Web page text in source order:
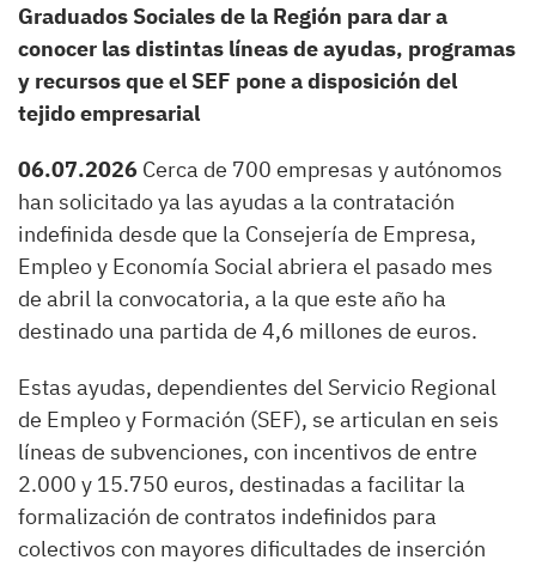
Graduados Sociales de la Región para dar a
conocer las distintas líneas de ayudas, programas
y recursos que el SEF pone a disposición del
tejido empresarial
06.07.2026 Cerca de 700 empresas y autónomos
han solicitado ya las ayudas a la contratación
indefinida desde que la Consejería de Empresa,
Empleo y Economía Social abriera el pasado mes
de abril la convocatoria, a la que este año ha
destinado una partida de 4,6 millones de euros.
Estas ayudas, dependientes del Servicio Regional
de Empleo y Formación (SEF), se articulan en seis
líneas de subvenciones, con incentivos de entre
2.000 y 15.750 euros, destinadas a facilitar la
formalización de contratos indefinidos para
colectivos con mayores dificultades de inserción